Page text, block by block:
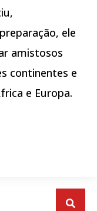
ele
amistosos
continentes e
e Europa.